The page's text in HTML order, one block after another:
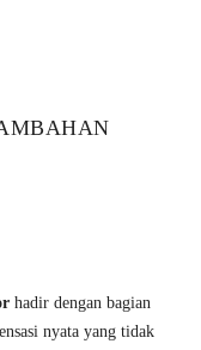
hadir dengan bagian
nyata yang tidak